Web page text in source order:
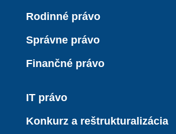
Rodinné právo
Správne právo
Finančné právo
IT právo
Konkurz a reštrukturalizácia